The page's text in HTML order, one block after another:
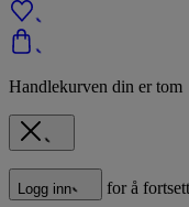
Handlekurven din er tom
Logg inn for å